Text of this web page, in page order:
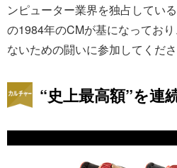
ンピューター業界を独占してい
の1984年のCMが基になっており
ないための闘いに参加してくだ
“史上最高額”を連